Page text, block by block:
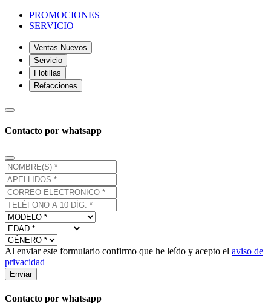
PROMOCIONES
SERVICIO
Ventas Nuevos
Servicio
Flotillas
Refacciones
Contacto por whatsapp
Al enviar este formulario confirmo que he leído y acepto el aviso de
privacidad
Enviar
Contacto por whatsapp